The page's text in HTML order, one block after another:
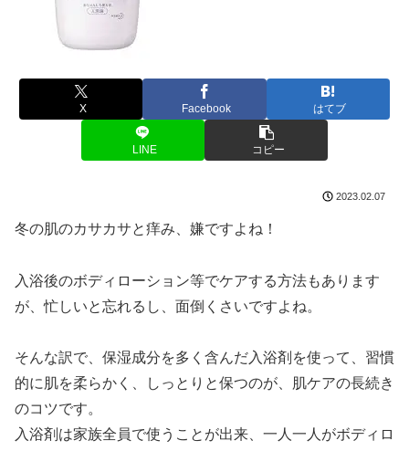
X Facebook はてブ
LINE コピー
2023.02.07
冬の肌のカサカサと痒み、嫌ですよね！
入浴後のボディローション等でケアする方法もあります
が、忙しいと忘れるし、面倒くさいですよね。
そんな訳で、保湿成分を多く含んだ入浴剤を使って、習慣
的に肌を柔らかく、しっとりと保つのが、肌ケアの長続き
のコツです。
入浴剤は家族全員で使うことが出来、一人一人がボディロ